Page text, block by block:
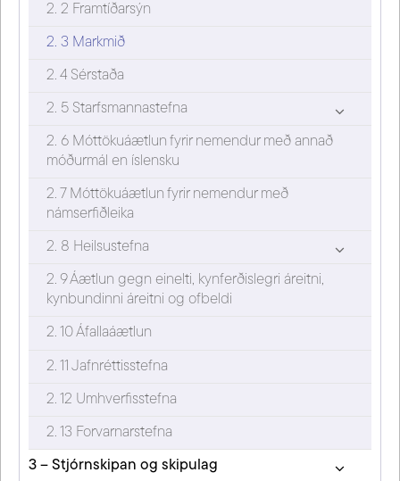
2. 2 Framtíðarsýn
2. 3 Markmið
2. 4 Sérstaða
2. 5 Starfsmannastefna
2. 6 Móttökuáætlun fyrir nemendur með annað
móðurmál en íslensku
2. 7 Móttökuáætlun fyrir nemendur með
námserfiðleika
2. 8 Heilsustefna
2. 9 Áætlun gegn einelti, kynferðislegri áreitni,
kynbundinni áreitni og ofbeldi
2. 10 Áfallaáætlun
2. 11 Jafnréttisstefna
2. 12 Umhverfisstefna
2. 13 Forvarnarstefna
3 – Stjórnskipan og skipulag